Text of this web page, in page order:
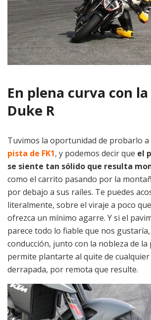
En plena curva con
Duke R
Tuvimos la oportunidad de probarlo
pista de FK1, y podemos decir que el
se siente tan sólido que resulta
como el carrito pasando por la
por debajo a sus raíles. Te puedes
literalmente, sobre el viraje a poco
ofrezca un mínimo agarre. Y si el
parece todo lo fiable que nos
conducción, junto con la nobleza de la
permite plantarte al quite de
derrapada, por remota que resulte.